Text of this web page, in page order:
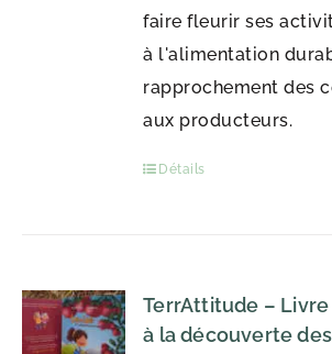
faire fleurir ses
à l'alimentation
rapprochement des
aux producteurs.
Détails
TerrAttitude –
à la découverte